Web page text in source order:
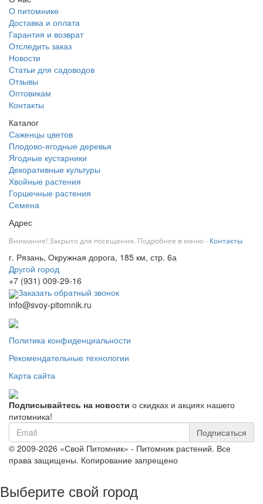
О питомнике
Доставка и оплата
Гарантия и возврат
Отследить заказ
Новости
Статьи для садоводов
Отзывы
Оптовикам
Контакты
Каталог
Саженцы цветов
Плодово-ягодные деревья
Ягодные кустарники
Декоративные культуры
Хвойные растения
Горшечные растения
Семена
Адрес
Внимание! Закрыто для посещения. Подробнее в меню - Контакты
г. Рязань, Окружная дорога, 185 км, стр. 6а
Другой город
+7 (931) 009-29-16
Заказать обратный звонок
info@svoy-pitomnik.ru
Политика конфиденциальности
Рекомендательные технологии
Карта сайта
Подписывайтесь на новости о скидках и акциях нашего
питомника!
Подписаться
© 2009-2026 «Свой Питомник» - Питомник растений. Все
права защищены. Копирование запрещено
Выберите свой город